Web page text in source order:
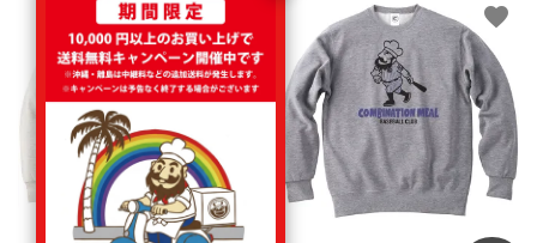
favorite favorite